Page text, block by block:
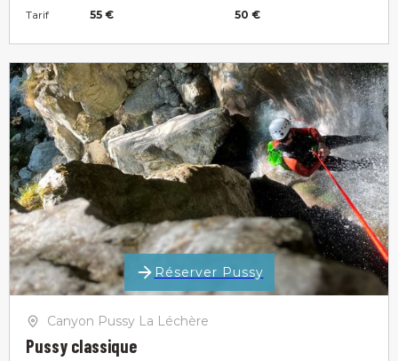
Tarif 55 € 50 €
Réserver Pussy
Canyon Pussy La Léchère
Pussy classique